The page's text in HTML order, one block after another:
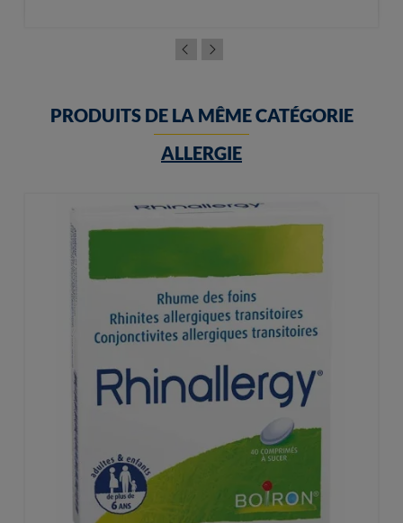
PRODUITS DE LA MÊME CATÉGORIE
ALLERGIE